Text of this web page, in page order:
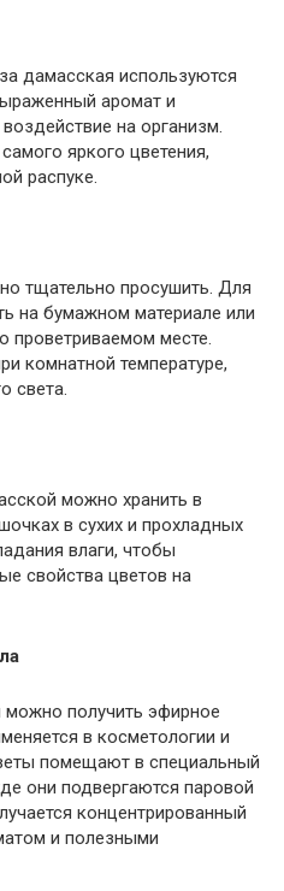
дамасская используются
аромат и
на организм.
яркого цветения,
распуке.
тщательно просушить. Для
на бумажном материале или
проветриваемом месте.
комнатной температуре,
света.
можно хранить в
в сухих и прохладных
влаги, чтобы
свойства цветов на
получить эфирное
в косметологии и
помещают в специальный
они подвергаются паровой
концентрированный
и полезными